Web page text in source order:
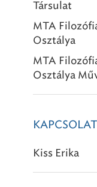
Társulat
MTA
Osztálya
MTA
Osztálya
Kiss Erika